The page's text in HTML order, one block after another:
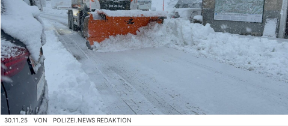
30.11.25 VON POLIZEI.NEWS REDAKTION